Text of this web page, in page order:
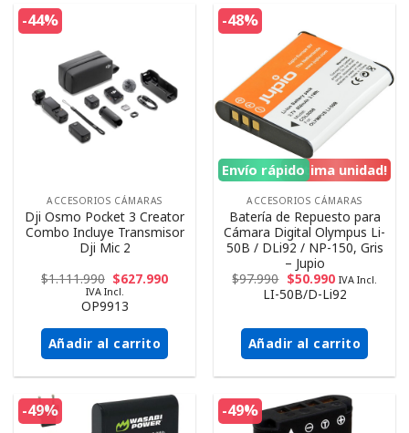
-44%
ACCESORIOS CÁMARAS
Dji Osmo Pocket 3 Creator
Combo Incluye Transmisor
Dji Mic 2
$1.111.990 $627.990
IVA Incl.
OP9913
Añadir al carrito
-48%
¡Ultima unidad!
Envío rápido
ACCESORIOS CÁMARAS
Batería de Repuesto para
Cámara Digital Olympus Li-
50B / DLi92 / NP-150, Gris
– Jupio
$97.990 $50.990 IVA Incl.
LI-50B/D-Li92
Añadir al carrito
-49% -49%